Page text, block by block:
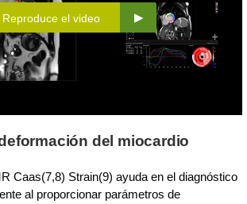
Reproduce el video
del miocardio
Caas(7,8) Strain(9) ayuda en el diagnóstico
al proporcionar parámetros de